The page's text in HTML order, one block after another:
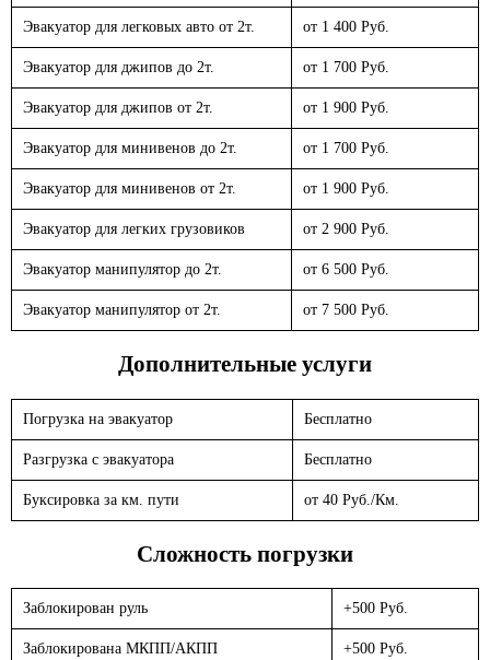
Эвакуатор для легковых авто от 2т. от 1 400 Руб.
Эвакуатор для джипов до 2т. от 1 700 Руб.
Эвакуатор для джипов от 2т. от 1 900 Руб.
Эвакуатор для минивенов до 2т. от 1 700 Руб.
Эвакуатор для минивенов от 2т. от 1 900 Руб.
Эвакуатор для легких грузовиков от 2 900 Руб.
Эвакуатор манипулятор до 2т. от 6 500 Руб.
Эвакуатор манипулятор от 2т. от 7 500 Руб.
Дополнительные услуги
Погрузка на эвакуатор Бесплатно
Разгрузка с эвакуатора Бесплатно
Буксировка за км. пути от 40 Руб./Км.
Сложность погрузки
Заблокирован руль +500 Руб.
Заблокирована МКПП/АКПП +500 Руб.